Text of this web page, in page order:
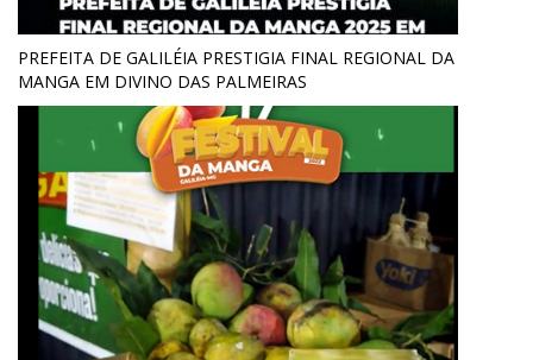
PREFEITA DE GALILÉIA PRESTIGIA FINAL REGIONAL DA
MANGA EM DIVINO DAS PALMEIRAS